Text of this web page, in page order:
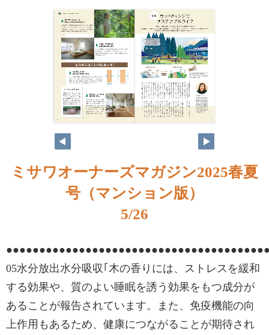
ミサワオーナーズマガジン2025春夏
号（マンション版）
5/26
05水分放出水分吸収｢木の香りには、ストレスを緩和
する効果や、質のよい睡眠を誘う効果をもつ成分が
あることが報告されています。また、免疫機能の向
上作用もあるため、健康につながることが期待され